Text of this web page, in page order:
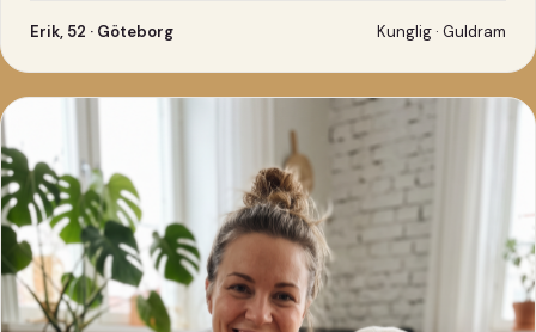
Erik, 52 · Göteborg Kunglig · Guldram